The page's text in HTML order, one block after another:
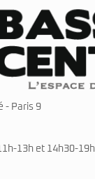
- Paris 9
13h et 14h30-19h